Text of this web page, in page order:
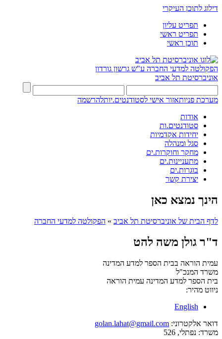
דילוג לתוכן העיקרי
תפריט עליון
תפריט ראשי
תוכן ראשי
הפקולטה למדעי החברה ע"ש גרשון גורדון
אוניברסיטת תל אביב
מערכת פניותאזור אישי לסטודנטים.יותלהרשמה
אודות
סטודנטים.ות
יחידות אקדמיות
סגל ומנהלה
מחקר וחוקרות.ים
מתעניינות.ים
בוגרות.ים
יצירת קשר
הינך נמצא כאן
לדף הבית של אוניברסיטת תל אביב » הפקולטה למדעי החברה
ד"ר גולן משה להט
עמית הוראה בבית הספר למדע המדינה
משרד המנכ"ל
בית הספר למדע המדינה עמית הוראה
ניווט מהיר:
English
דואר אלקטרוני: golan.lahat@gmail.com
משרד: נפתלי, 526